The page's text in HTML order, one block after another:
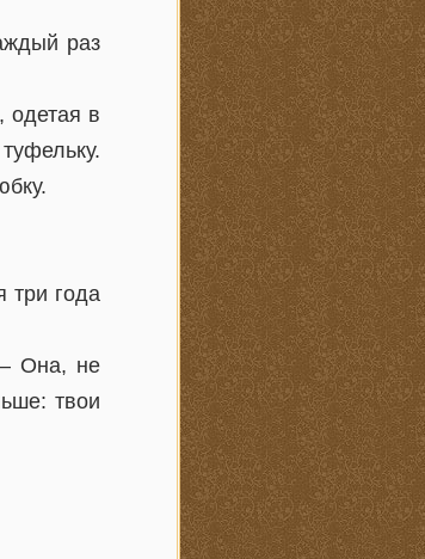
раз
одетая в
три года
Она, не
твои